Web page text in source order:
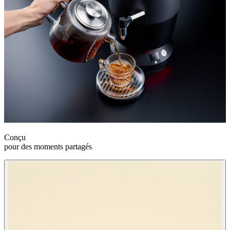
Conçu
pour des moments partagés